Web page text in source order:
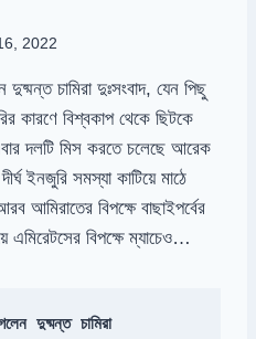
2022
চামিরা দুঃসংবাদ, যেন পিছু
কারণে বিশ্বকাপ থেকে ছিটকে
দলটি মিস করতে চলেছে আরেক
ইনজুরি সমস্যা কাটিয়ে মাঠে
আমিরাতের বিপক্ষে বাছাইপর্বের
এমিরেটসের বিপক্ষে ম্যাচেও…
দুষ্মন্ত চামিরা